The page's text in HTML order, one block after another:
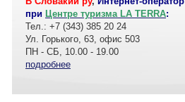
при Центре туризма LA TERRA:
Тел.: +7 (343) 385 20 24
Ул. Горького, 63, офис 503
ПН - СБ, 10.00 - 19.00
подробнее